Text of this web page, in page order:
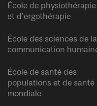
École de physiothérapie
et d’ergothérapie
École des sciences de la
communication
École de santé des
populations et de santé
mondiale